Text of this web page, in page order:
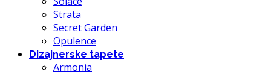
Strata
Secret Garden
Opulence
Dizajnerske tapete
Armonia